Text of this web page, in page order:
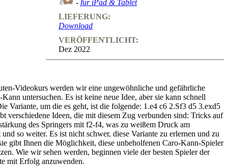
- für iPad & Tablet
LIEFERUNG:
Download
VERÖFFENTLICHT:
Dez 2022
Videokurs werden wir eine ungewöhnliche und gefährliche
untersuchen. Es ist keine neue Idee, aber sie kann schnell
Variante, um die es geht, ist die folgende: 1.e4 c6 2.Sf3 d5 3.exd5
verschiedene Ideen, die mit diesem Zug verbunden sind: Tricks auf
des Springers mit f2-f4, was zu weißem Druck am
so weiter. Es ist nicht schwer, diese Variante zu erlernen und zu
gibt Ihnen die Möglichkeit, diese unbeholfenen Caro-Kann-Spieler
Wie wir sehen werden, beginnen viele der besten Spieler der
mit Erfolg anzuwenden.